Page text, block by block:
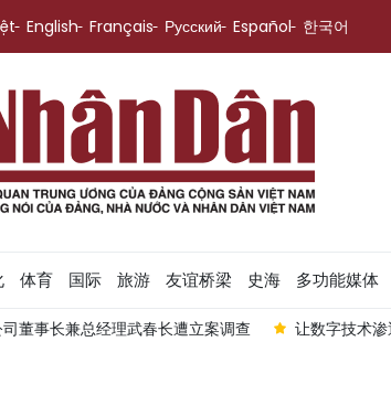
English Français Русский Español 한국어
体育 国际 旅游 友谊桥梁 史海 多功能媒体
董事长兼总经理武春长遭立案调查 让数字技术